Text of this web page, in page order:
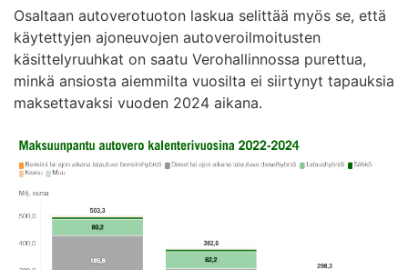
Osaltaan autoverotuoton laskua selittää myös se, että
käytettyjen ajoneuvojen autoveroilmoitusten
käsittelyruuhkat on saatu Verohallinnossa purettua,
minkä ansiosta aiemmilta vuosilta ei siirtynyt tapauksia
maksettavaksi vuoden 2024 aikana.